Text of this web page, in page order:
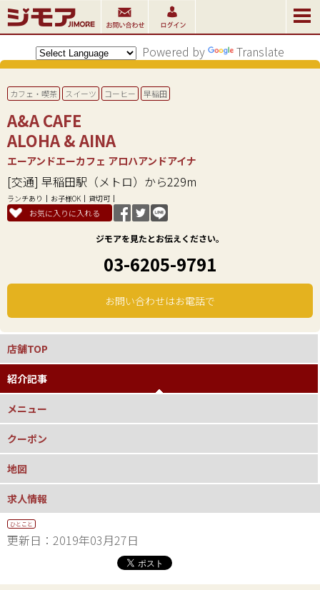
Powered by Translate
カフェ・喫茶 スイーツ コーヒー 早稲田
A&A CAFE
ALOHA & AINA
エーアンドエーカフェ アロハアンドアイナ
[交通] 早稲田駅（メトロ）から229m
ランチあり お子様OK 貸切可
お気に入りに入れる
ジモアを見たとお伝えください。
03-6205-9791
お問い合わせはお電話で
店舗TOP
紹介記事
メニュー
クーポン
地図
求人情報
ひとこと
更新日：2019年03月27日